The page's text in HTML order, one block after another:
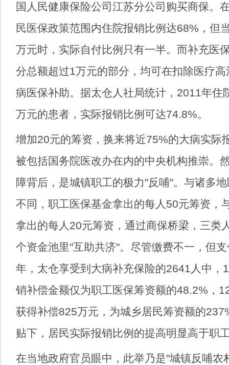
国人民健康保险公司江苏分公司购买商保。
民医保政策范围内住院报销比例达68%，但
万元时，实际自付比例只有一半。而补充医
分总额超过1万元的部分，均可在扣除医疗
病医保补助。据太仓人社局统计，2011年住
万元的患者，实际报销比例可达74.8%。
增加20元的筹资，换来将近75%的大病实际
被包括国务院医改办在内的中央机构推崇。
障背后，是城镇职工的极力"反哺"。与诸多
不同，职工医保基金拿出的每人50元筹资，
拿出的每人20元筹资，通过商保桥梁，三类
个资金池里"互助共济"。尽管缴费不一，但
年，太仓享受到大病补充保险的2641人中，
销补偿金额仅为职工医保筹资额的48.2%，
获得补偿825万元，为城乡居民筹资额的
贴下，居民实际报销比例的提高明显高于职
在当地政府官员眼中，此举乃是"城镇反哺农